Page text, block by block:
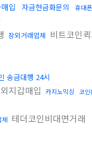
입 자금현금화문의 휴대
장외거래업체 비트코인
송금대행 24시
지갑매입 카지노믹싱
코인
체 테더코인비대면거래